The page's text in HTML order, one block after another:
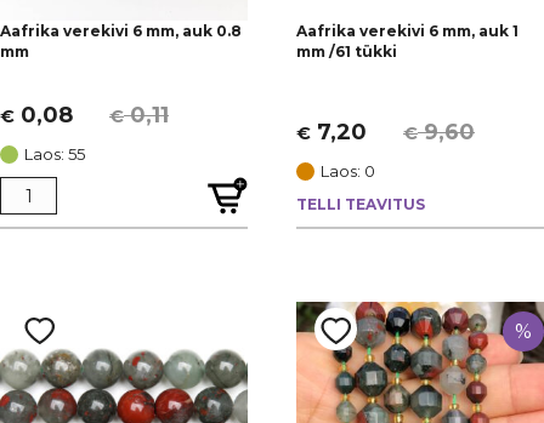
Aafrika verekivi 6 mm, auk 0.8
mm
€0,11
Algne
hind
oli:
€ 0,11.
€ 0,08
Current
price
is:
€ 0,08.
Laos: 55
Aafrika verekivi 6 mm, auk 1
mm /61 tükki
€9,60
Algne
hind
oli:
€ 9,60.
€ 7,20
Current
price
is:
€ 7,20.
Laos: 0
TELLI TEAVITUS
%